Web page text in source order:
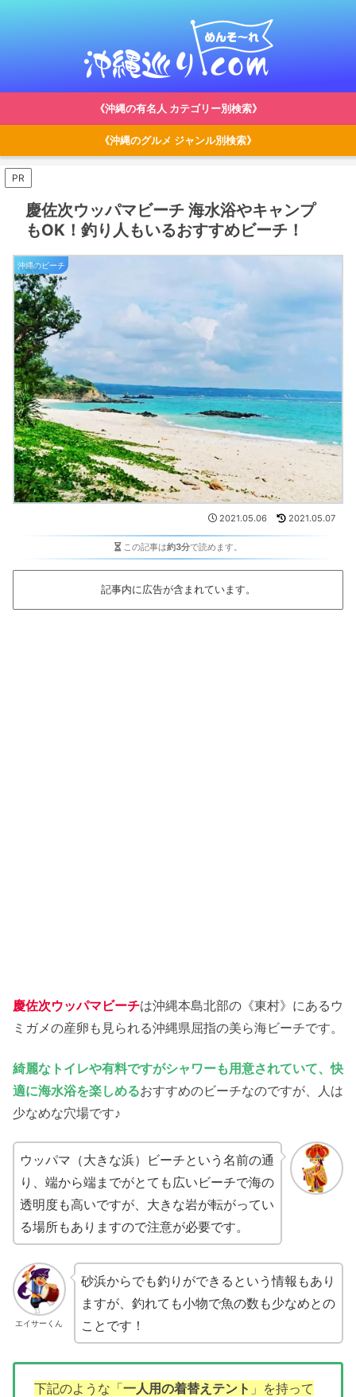
《沖縄の有名人 カテゴリー別検索》
《沖縄のグルメ ジャンル別検索》
PR
慶佐次ウッパマビーチ 海水浴やキャンプ
もOK！釣り人もいるおすすめビーチ！
沖縄のビーチ
2021.05.06 2021.05.07
この記事は約3分で読めます。
記事内に広告が含まれています。
慶佐次ウッパマビーチは沖縄本島北部の《東村》にあるウ
ミガメの産卵も見られる沖縄県屈指の美ら海ビーチです。
綺麗なトイレや有料ですがシャワーも用意されていて、快
適に海水浴を楽しめるおすすめのビーチなのですが、人は
少なめな穴場です♪
ウッパマ（大きな浜）ビーチという名前の通
り、端から端までがとても広いビーチで海の
透明度も高いですが、大きな岩が転がってい
る場所もありますので注意が必要です。
エイサーくん
砂浜からでも釣りができるという情報もあり
ますが、釣れても小物で魚の数も少なめとの
ことです！
下記のような「一人用の着替えテント 」を持って